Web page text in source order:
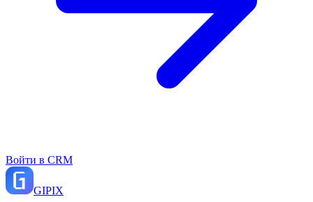
Войти в CRM
GIPIX